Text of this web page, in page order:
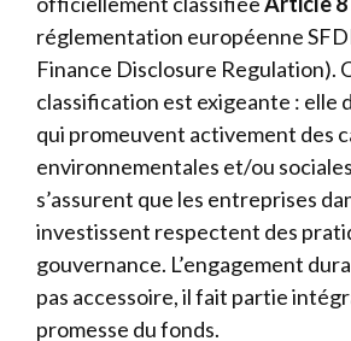
réglementation européenne
Finance Disclosure Regulation).
classification est exigeante : elle
qui promeuvent activement des
environnementales et/ou
s’assurent que les entreprises
investissent respectent des
gouvernance. L’engagement
pas accessoire, il fait partie
promesse du fonds.